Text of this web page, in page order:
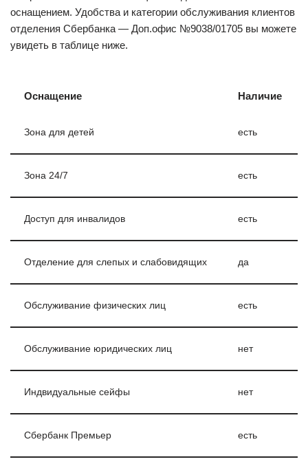
оснащением. Удобства и категории обслуживания клиентов
отделения Сбербанка — Доп.офис №9038/01705 вы можете
увидеть в таблице ниже.
Оснащение Наличие
Зона для детей есть
Зона 24/7 есть
Доступ для инвалидов есть
Отделение для слепых и слабовидящих да
Обслуживание физических лиц есть
Обслуживание юридических лиц нет
Индвидуальные сейфы нет
Сбербанк Премьер есть